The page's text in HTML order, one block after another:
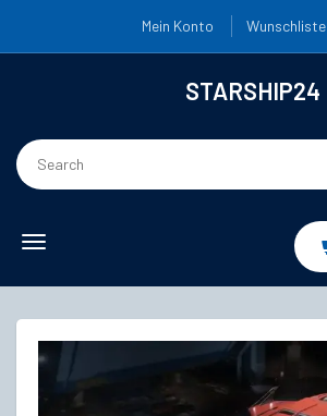
Mein Konto Wunschliste
STARSHIP24
Toggle